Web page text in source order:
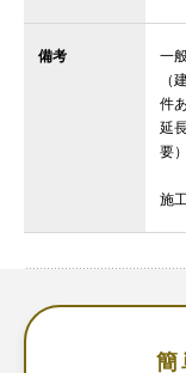
備考
一
（
件
延
要）
施
簡